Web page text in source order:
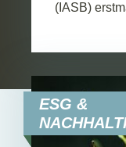
(IASB)
ESG &